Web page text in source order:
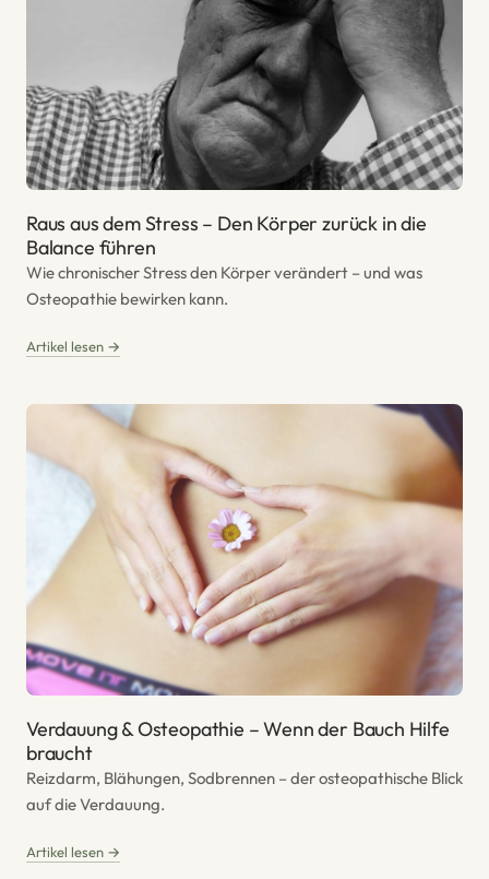
Raus aus dem Stress – Den Körper zurück in die
Balance führen
Wie chronischer Stress den Körper verändert – und was
Osteopathie bewirken kann.
Artikel lesen →
Verdauung & Osteopathie – Wenn der Bauch Hilfe
braucht
Reizdarm, Blähungen, Sodbrennen – der osteopathische Blick
auf die Verdauung.
Artikel lesen →